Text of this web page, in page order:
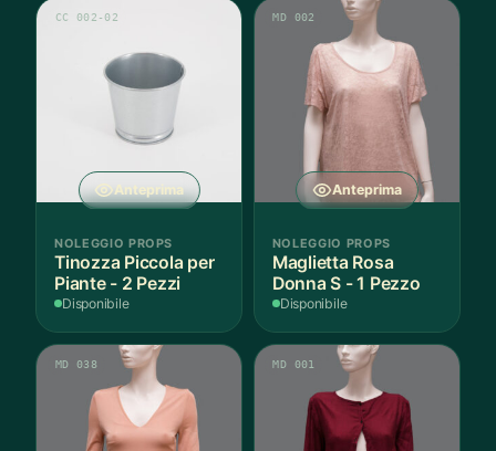
Anteprima
CC 002-02
NOLEGGIO PROPS
Tinozza Piccola per
Piante - 2 Pezzi
Disponibile
Anteprima
MD 002
NOLEGGIO PROPS
Maglietta Rosa
Donna S - 1 Pezzo
Disponibile
MD 038 MD 001